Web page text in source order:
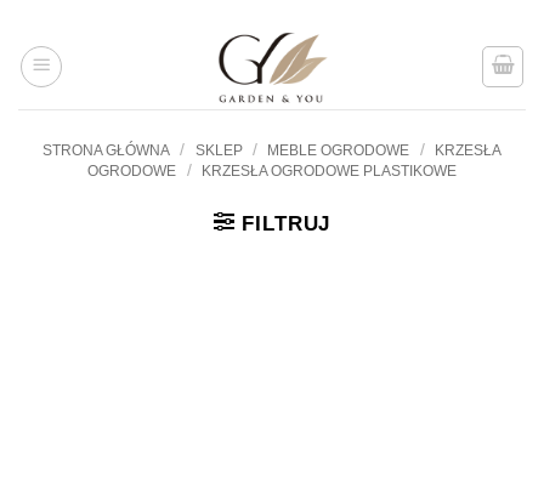
treści
STRONA GŁÓWNA / SKLEP / MEBLE OGRODOWE /
KRZESŁA
OGRODOWE
/ KRZESŁA OGRODOWE PLASTIKOWE
FILTRUJ